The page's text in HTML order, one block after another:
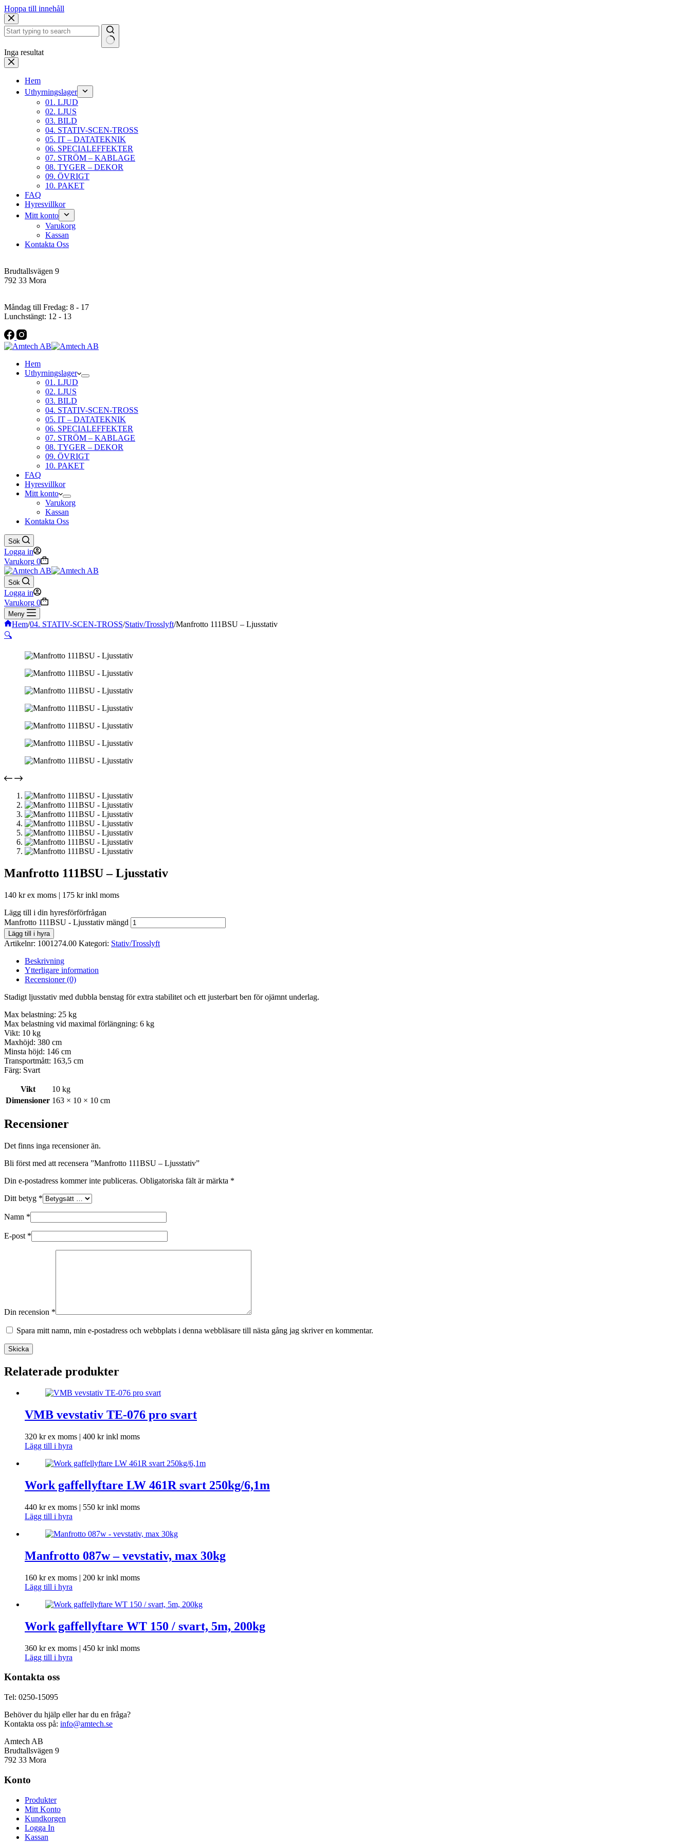
Hoppa till innehåll
Inga resultat
Hem
Uthyrningslager
01. LJUD
02. LJUS
03. BILD
04. STATIV-SCEN-TROSS
05. IT – DATATEKNIK
06. SPECIALEFFEKTER
07. STRÖM – KABLAGE
08. TYGER – DEKOR
09. ÖVRIGT
10. PAKET
FAQ
Hyresvillkor
Mitt konto
Varukorg
Kassan
Kontakta Oss
Brudtallsvägen 9
792 33 Mora
Måndag till Fredag: 8 - 17
Lunchstängt: 12 - 13
Hem
Uthyrningslager
01. LJUD
02. LJUS
03. BILD
04. STATIV-SCEN-TROSS
05. IT – DATATEKNIK
06. SPECIALEFFEKTER
07. STRÖM – KABLAGE
08. TYGER – DEKOR
09. ÖVRIGT
10. PAKET
FAQ
Hyresvillkor
Mitt konto
Varukorg
Kassan
Kontakta Oss
Sök
Logga in
Varukorg 0
Sök
Logga in
Varukorg 0
Meny
Hem/04. STATIV-SCEN-TROSS/Stativ/Trosslyft/Manfrotto 111BSU – Ljusstativ
🔍
Manfrotto 111BSU – Ljusstativ
140 krex moms | 175 krinkl moms
Lägg till i din hyresförförfrågan
Manfrotto 111BSU - Ljusstativ mängd
Lägg till i hyra
Artikelnr: 1001274.00 Kategori: Stativ/Trosslyft
Beskrivning
Ytterligare information
Recensioner (0)
Stadigt ljusstativ med dubbla benstag för extra stabilitet och ett justerbart ben för ojämnt underlag.
Max belastning: 25 kg
Max belastning vid maximal förlängning: 6 kg
Vikt: 10 kg
Maxhöjd: 380 cm
Minsta höjd: 146 cm
Transportmått: 163,5 cm
Färg: Svart
Vikt
10 kg
Dimensioner 163 × 10 × 10 cm
Recensioner
Det finns inga recensioner än.
Bli först med att recensera ”Manfrotto 111BSU – Ljusstativ”
Din e-postadress kommer inte publiceras. Obligatoriska fält är märkta *
Ditt betyg *
Namn *
E-post *
Din recension *
Spara mitt namn, min e-postadress och webbplats i denna webbläsare till nästa gång jag skriver en kommentar.
Skicka
Relaterade produkter
VMB vevstativ TE-076 pro svart
320 krex moms | 400 krinkl moms
Lägg till i hyra
Work gaffellyftare LW 461R svart 250kg/6,1m
440 krex moms | 550 krinkl moms
Lägg till i hyra
Manfrotto 087w – vevstativ, max 30kg
160 krex moms | 200 krinkl moms
Lägg till i hyra
Work gaffellyftare WT 150 / svart, 5m, 200kg
360 krex moms | 450 krinkl moms
Lägg till i hyra
Kontakta oss
Tel: 0250-15095
Behöver du hjälp eller har du en fråga?
Kontakta oss på: info@amtech.se
Amtech AB
Brudtallsvägen 9
792 33 Mora
Konto
Produkter
Mitt Konto
Kundkorgen
Logga In
Kassan